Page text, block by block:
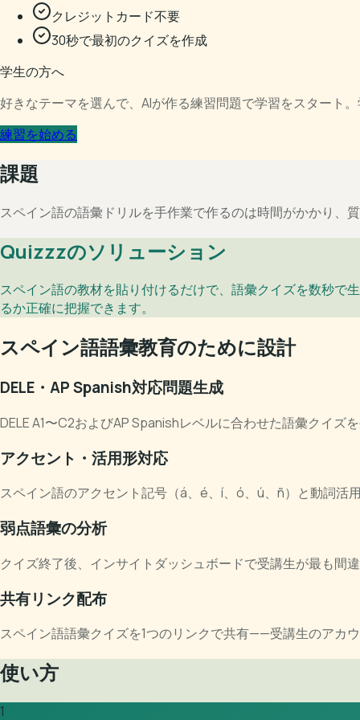
クレジットカード不要
30秒で最初のクイズを作成
学生の方へ
好きなテーマを選んで、AIが作る練習問題で学習をスタート
練習を始める
課題
スペイン語の語彙ドリルを手作業で作るのは時間がかかり、
Quizzzのソリューション
スペイン語の教材を貼り付けるだけで、語彙クイズを数秒で
るか正確に把握できます。
スペイン語語彙教育のために設計
DELE・AP Spanish対応問題生成
DELE A1〜C2およびAP Spanishレベルに合わせた語彙クイズ
アクセント・活用形対応
スペイン語のアクセント記号（á、é、í、ó、ú、ñ）と動詞活
弱点語彙の分析
クイズ終了後、インサイトダッシュボードで受講生が最も間
共有リンク配布
スペイン語語彙クイズを1つのリンクで共有——受講生のアカ
使い方
1